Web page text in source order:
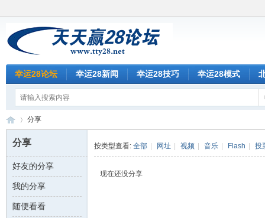
幸运28论坛 幸运28新闻 幸运28技巧 幸运28模式
天 ›
分享
分享
好友的分享
我的分享
随便看看
按类型查看: 全部 网址 视频 音乐 Flash 投
现在还没分享